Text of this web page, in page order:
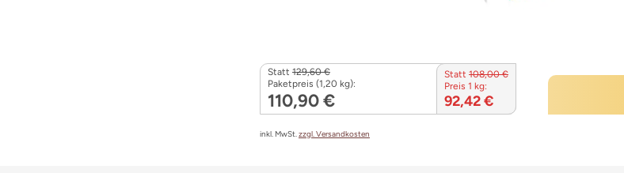
Statt 129,60 €
Paketpreis (1,20 kg):
110,90 €
Statt 108,00 €
Preis 1 kg:
92,42 €
inkl. MwSt.zzgl. Versandkosten